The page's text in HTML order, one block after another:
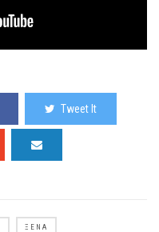
Tweet It
ΞΈΝΑ